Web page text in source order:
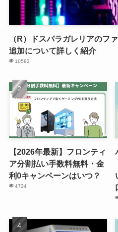
（R）ドスパラガレリアのフ
追加について詳しく紹介
10593
【2026年最新】フロンティ
ア分割払い手数料無料・金
利0キャンペーンはいつ？
4734